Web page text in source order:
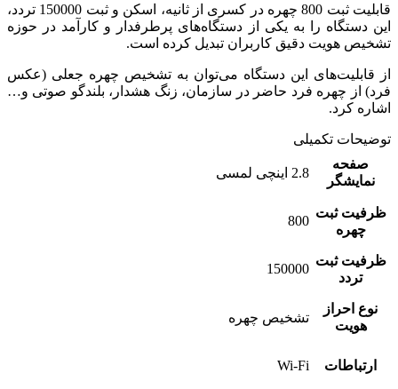
قابلیت ثبت 800 چهره در کسری از ثانیه، اسکن و ثبت 150000 تردد،
این دستگاه را به یکی از دستگاه‌های پرطرفدار و کارآمد در حوزه
تشخیص هویت دقیق کاربران تبدیل کرده است.
از قابلیت‌های این دستگاه می‌توان به تشخیص چهره جعلی (عکس
فرد) از چهره فرد حاضر در سازمان، زنگ هشدار، بلندگو صوتی و…
اشاره کرد.
توضیحات تکمیلی
صفحه
نمایشگر
2.8 اینچی لمسی
ظرفیت ثبت
چهره
800
ظرفیت ثبت
تردد
150000
نوع احراز
هویت
تشخیص چهره
ارتباطات Wi-Fi